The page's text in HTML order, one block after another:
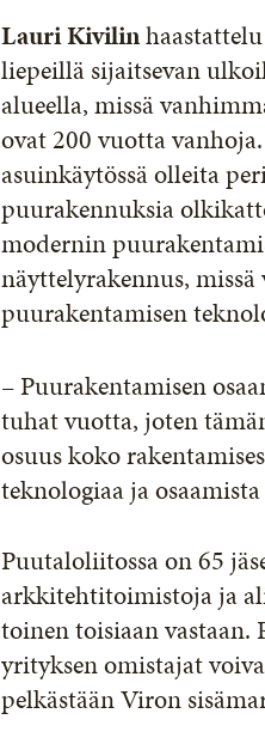
Lauri Kivilin
liepeillä sijaitsevan
alueella, missä
ovat 200 vuotta
asuinkäytössä olleita
puurakennuksia
modernin
näyttelyrakennus,
puurakentamisen
– Puurakentamisen
tuhat vuotta, joten
osuus koko
teknologiaa ja
Puutaloliitossa on 65
arkkitehtitoimistoja ja
toinen toisiaan
yrityksen omistajat
pelkästään Viron